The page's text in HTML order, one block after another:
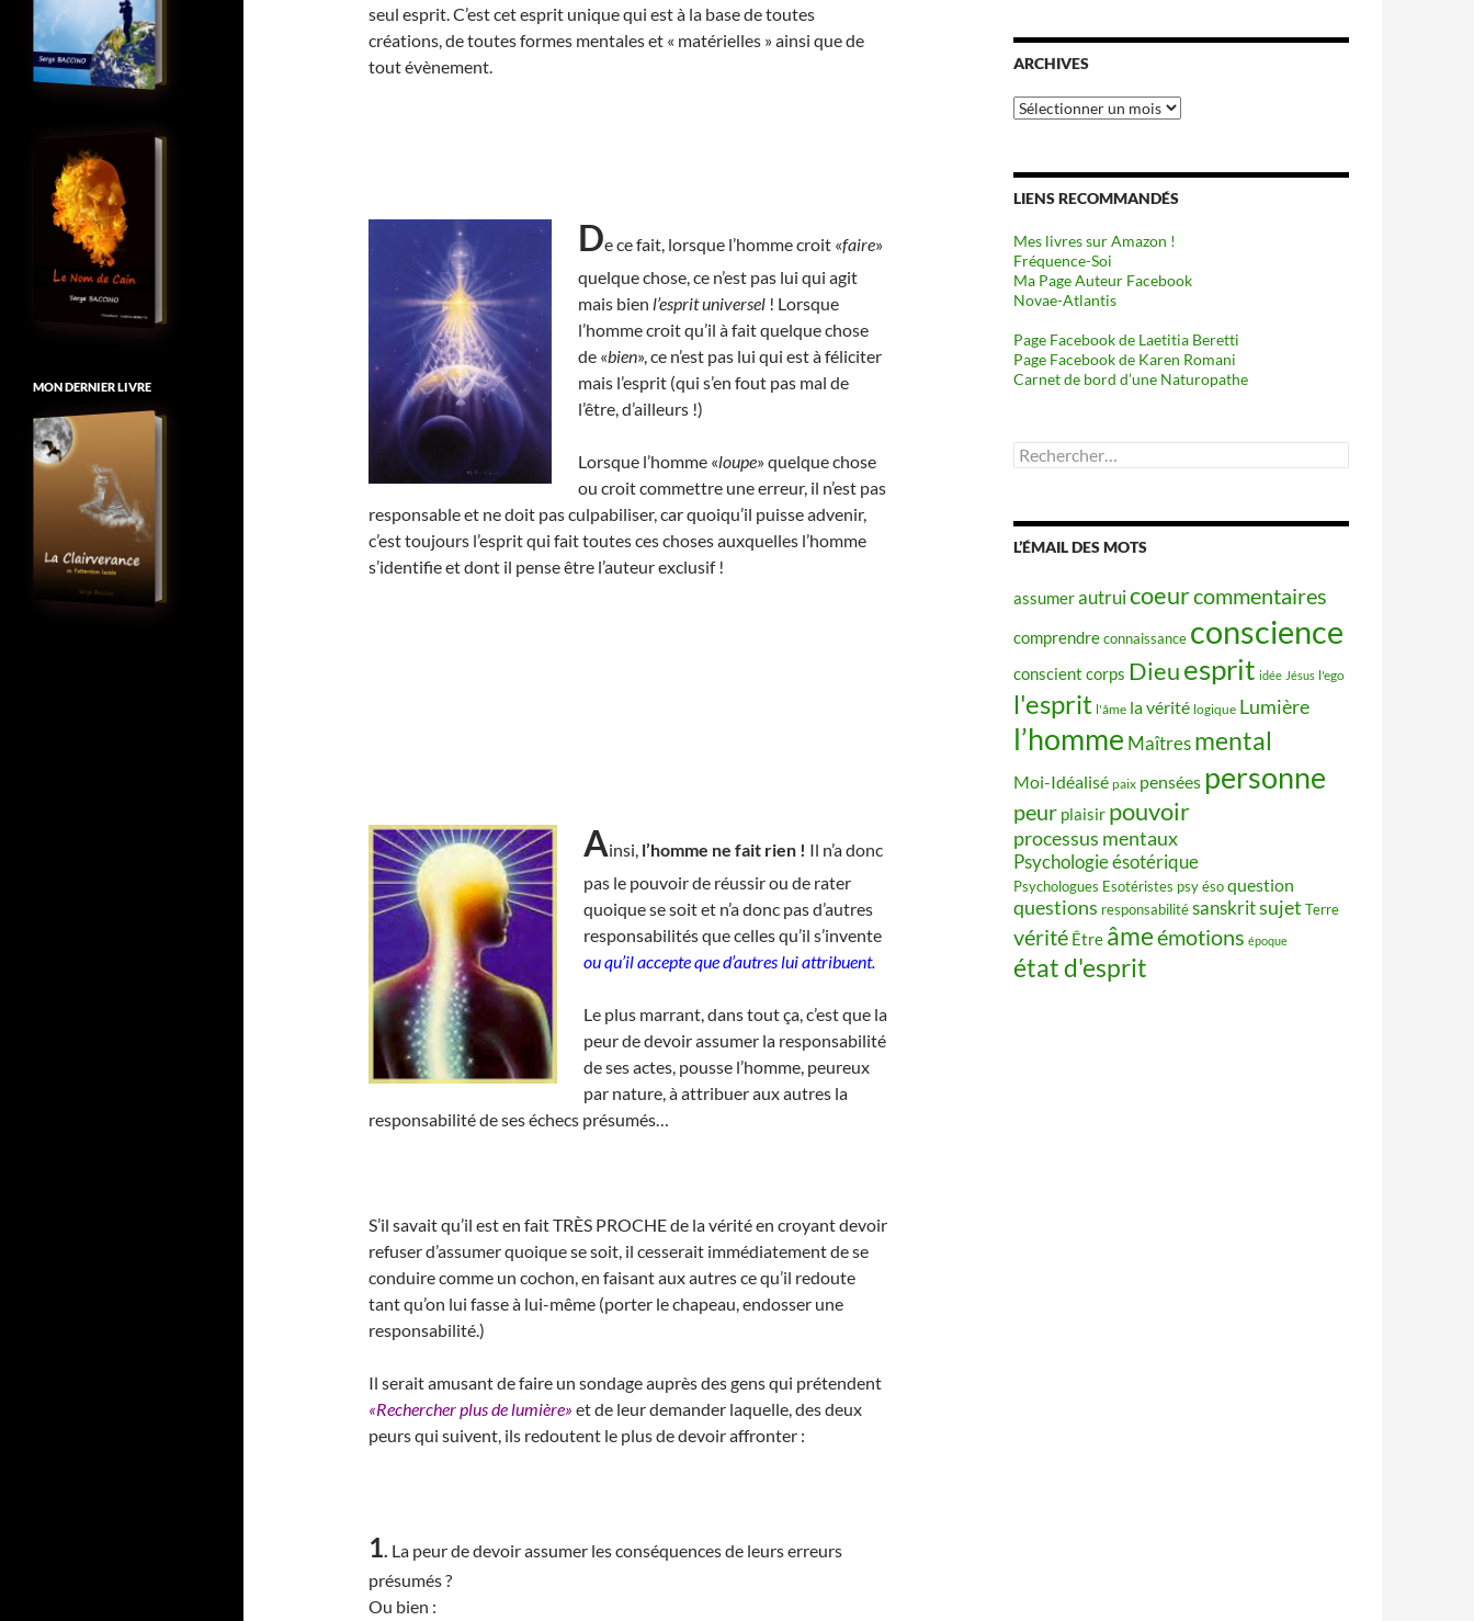
seul esprit. C’est cet esprit unique qui est à la base de toutes
créations, de toutes formes mentales et « matérielles » ainsi que de
tout évènement.
De ce fait, lorsque l’homme croit «faire»
quelque chose, ce n’est pas lui qui agit
mais bien l’esprit universel ! Lorsque
l’homme croit qu’il à fait quelque chose
de «bien», ce n’est pas lui qui est à féliciter
mais l’esprit (qui s’en fout pas mal de
l’être, d’ailleurs !)
Lorsque l’homme «loupe» quelque chose
ou croit commettre une erreur, il n’est pas
responsable et ne doit pas culpabiliser, car quoiqu’il puisse advenir,
c’est toujours l’esprit qui fait toutes ces choses auxquelles l’homme
s’identifie et dont il pense être l’auteur exclusif !
Ainsi, l’homme ne fait rien ! Il n’a donc
pas le pouvoir de réussir ou de rater
quoique se soit et n’a donc pas d’autres
responsabilités que celles qu’il s’invente
ou qu’il accepte que d’autres lui attribuent.
Le plus marrant, dans tout ça, c’est que la
peur de devoir assumer la responsabilité
de ses actes, pousse l’homme, peureux
par nature, à attribuer aux autres la
responsabilité de ses échecs présumés…
S’il savait qu’il est en fait TRÈS PROCHE de la vérité en croyant devoir
refuser d’assumer quoique se soit, il cesserait immédiatement de se
conduire comme un cochon, en faisant aux autres ce qu’il redoute
tant qu’on lui fasse à lui-même (porter le chapeau, endosser une
responsabilité.)
Il serait amusant de faire un sondage auprès des gens qui prétendent
«Rechercher plus de lumière» et de leur demander laquelle, des deux
peurs qui suivent, ils redoutent le plus de devoir affronter :
1. La peur de devoir assumer les conséquences de leurs erreurs
présumés ?
Ou bien :
ARCHIVES
Archives
LIENS RECOMMANDÉS
Mes livres sur Amazon !
Fréquence-Soi
Ma Page Auteur Facebook
Novae-Atlantis
Page Facebook de Laetitia Beretti
Page Facebook de Karen Romani
Carnet de bord d’une Naturopathe
Rechercher :
L’ÉMAIL DES MOTS
assumerautruicoeurcommentaires
comprendreconnaissance conscience
conscient corps Dieuesprit idée Jésus l'ego
l'esprit l'âme la vérité logique Lumière
l’homme Maîtres mental
Moi-Idéalisé paix pensées personne
peur plaisir pouvoir
processus mentaux
Psychologie ésotérique
Psychologues Esotéristes psy ésoquestion
questions responsabilitésanskritsujet Terre
vérité Être âmeémotions époque
état d'esprit
MON DERNIER LIVRE